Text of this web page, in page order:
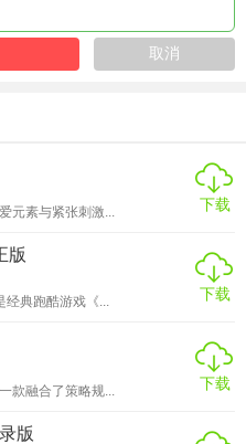
元素与紧张刺激...
下载
版
经典跑酷游戏《...
下载
款融合了策略规...
下载
版